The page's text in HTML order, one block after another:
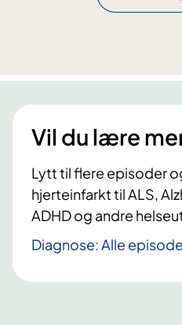
g
t
i
v
å
r
k
f
e
p
ø
Vil du lære
Lytt til flere episoder
hjerteinfarkt til ALS,
ADHD og andre
Diagnose: Alle